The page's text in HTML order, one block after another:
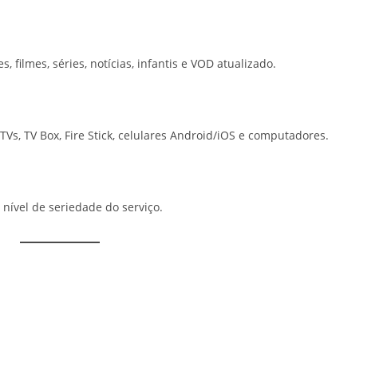
filmes, séries, notícias, infantis e VOD atualizado.
TV Box, Fire Stick, celulares Android/iOS e computadores.
de seriedade do serviço.